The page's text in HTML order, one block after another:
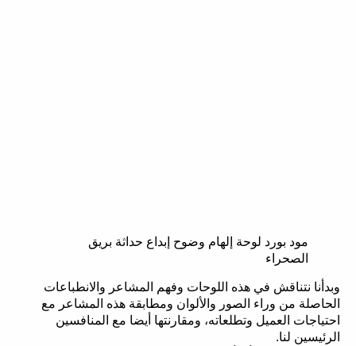
مود بورد لوحة إلهام وضوح إبداع حداثة بريق
الصحراء
وبدأنا نتناقش في هذه اللوحات وفهم المشاعر والانطباعات
الحاصلة من وراء الصور والألوان ومطابقة هذه المشاعر مع
احتياجات العميل وتطلعاته، ومقارنتها أيضا مع المنافسين
الرئيسين لنا.